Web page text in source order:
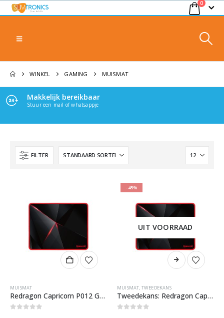
0
WINKEL GAMING MUISMAT
Makkelijk bereikbaar
Stuur een mail of whatsappje
FILTER
MUISMAT
Redragon Capricorn P012 Gaming Muismat
-45%
UIT VOORRAAD
MUISMAT, TWEEDEKANS
Tweedekans: Redragon Capricorn P012 Gaming Muismat